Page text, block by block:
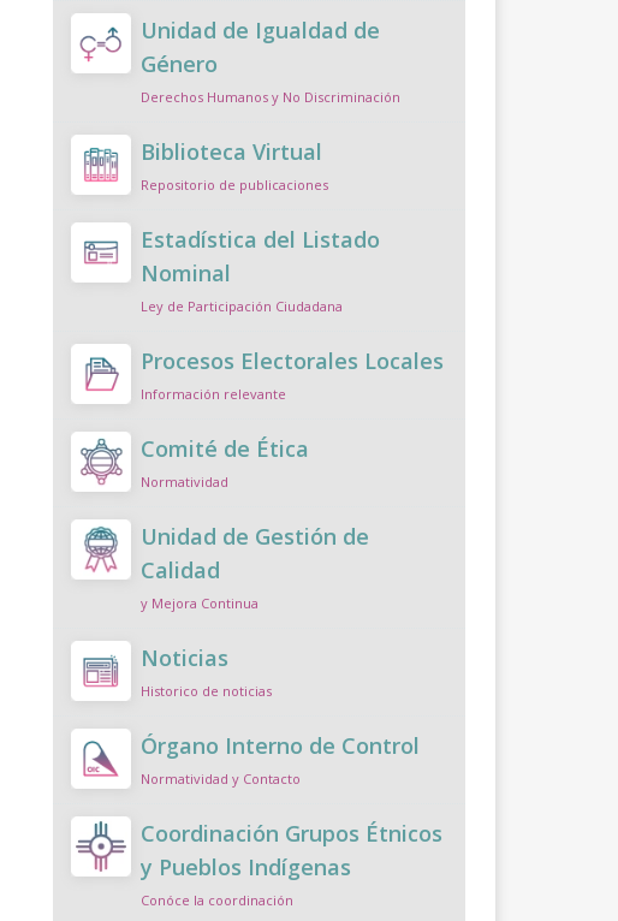
Unidad de Igualdad de
Género
Derechos Humanos y No Discriminación
Biblioteca Virtual
Repositorio de publicaciones
Estadística del Listado
Nominal
Ley de Participación Ciudadana
Procesos Electorales Locales
Información relevante
Comité de Ética
Normatividad
Unidad de Gestión de
Calidad
y Mejora Continua
Noticias
Historico de noticias
Órgano Interno de Control
Normatividad y Contacto
Coordinación Grupos Étnicos
y Pueblos Indígenas
Conóce la coordinación